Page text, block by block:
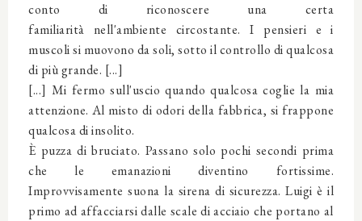
conto di riconoscere una certa
familiarità nell'ambiente circostante. I pensieri e i
muscoli si muovono da soli, sotto il controllo di qualcosa
di più grande. [...]
[...] Mi fermo sull'uscio quando qualcosa coglie la mia
attenzione. Al misto di odori della fabbrica, si frappone
qualcosa di insolito.
È puzza di bruciato. Passano solo pochi secondi prima
che le emanazioni diventino fortissime.
Improvvisamente suona la sirena di sicurezza. Luigi è il
primo ad affacciarsi dalle scale di acciaio che portano al